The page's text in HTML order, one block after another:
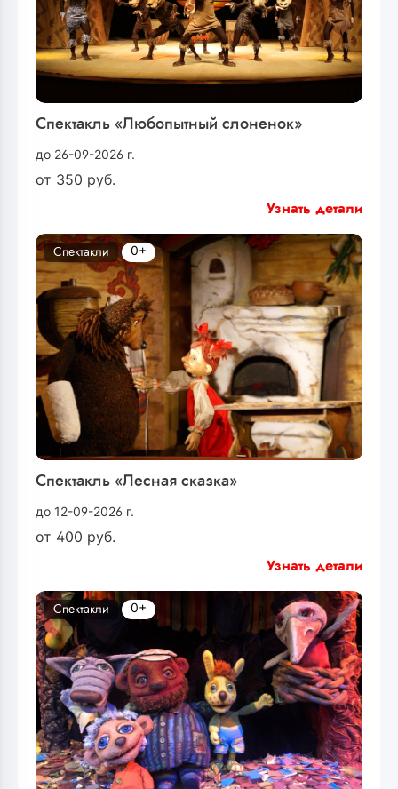
Спектакль «Любопытный слоненок»
до 26-09-2026 г.
от 350 руб.
Узнать детали
Спектакль «Лесная сказка»
до 12-09-2026 г.
от 400 руб.
Спектакли 0+
Узнать детали
Спектакли 0+